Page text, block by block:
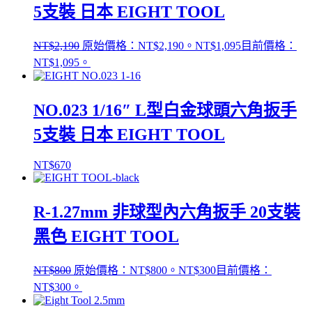
5支裝 日本 EIGHT TOOL
NT$2,190 原始價格：NT$2,190。 NT$1,095目前價格：
NT$1,095。
NO.023 1/16″ L型白金球頭六角扳手
5支裝 日本 EIGHT TOOL
NT$670
R-1.27mm 非球型內六角扳手 20支裝
黑色 EIGHT TOOL
NT$800 原始價格：NT$800。 NT$300目前價格：
NT$300。